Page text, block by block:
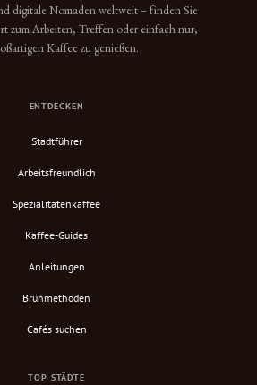
digitale Nomaden weltweit – finden Sie
zum Arbeiten, Treffen oder einfach nur,
Kaffee zu genießen.
ENTDECKEN
Stadtführer
Arbeitsfreundlich
Spezialitätenkaffee
Kaffee-Guides
Anleitungen
Brühmethoden
Cafés suchen
TOP STÄDTE